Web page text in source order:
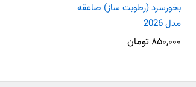
بخورسرد (رطوبت ساز) صاعقه
مدل 2026
۸۵۰,۰۰۰تومان